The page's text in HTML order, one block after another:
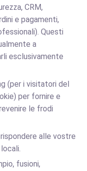
CRM,
e pagamenti,
Questi
a
esclusivamente
(per i visitatori del
per fornire e
le frodi
alle vostre
fusioni,